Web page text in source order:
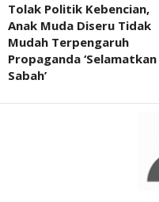
Tolak Politik Kebencian,
Anak Muda Diseru Tidak
Mudah Terpengaruh
Propaganda ‘Selamatkan
Sabah’